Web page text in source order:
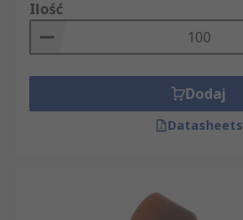
Ilość
Dodaj
Datasheets